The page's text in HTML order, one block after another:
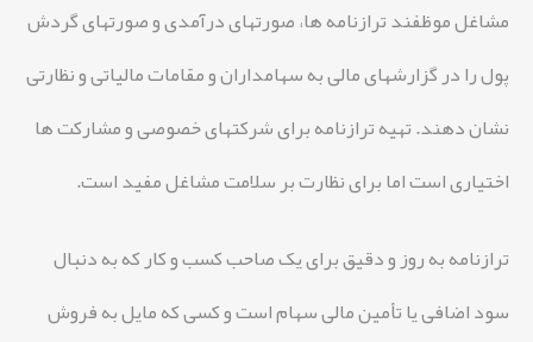
مشاغل موظفند ترازنامه ها، صورتهای درآمدی و صورتهای گردش
پول را در گزارشهای مالی به سهامداران و مقامات مالیاتی و نظارتی
نشان دهند. تهیه ترازنامه برای شرکتهای خصوصی و مشارکت ها
اختیاری است اما برای نظارت بر سلامت مشاغل مفید است.
ترازنامه به روز و دقیق برای یک صاحب کسب و کار که به دنبال
سود اضافی یا تأمین مالی سهام است و کسی که مایل به فروش